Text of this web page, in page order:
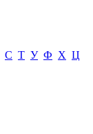
С Т У Ф Х Ц